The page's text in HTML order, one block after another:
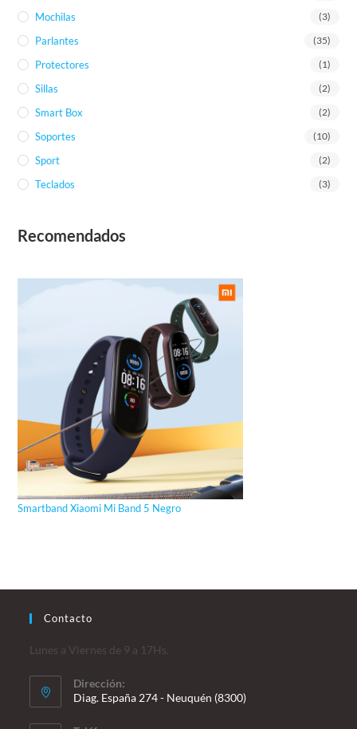
Mochilas (3)
Parlantes (35)
Protectores (1)
Sillas (2)
Smart Box (2)
Soportes (10)
Sport (2)
Teclados (3)
Recomendados
Smartband Xiaomi Mi Band 5 Negro
Contacto
Lunes a Viernes de 9 a 17Hs.
Dirección:
Diag. España 274 - Neuquén (8300)